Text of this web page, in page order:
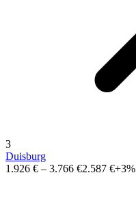
3
Duisburg
1.926 € – 3.766 €2.587 €+3%